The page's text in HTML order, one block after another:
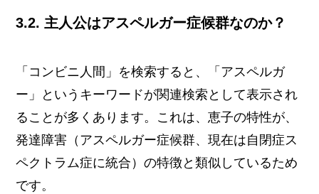
3.2. 主人公はアスペルガー症候群なのか？
「コンビニ人間」を検索すると、「アスペルガ
ー」というキーワードが関連検索として表示され
ることが多くあります。これは、恵子の特性が、
発達障害（アスペルガー症候群、現在は自閉症ス
ペクトラム症に統合）の特徴と類似しているため
です。